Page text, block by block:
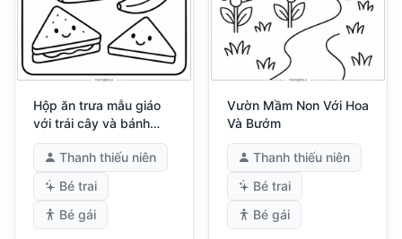
Hộp ăn trưa mẫu giáo
với trái cây và bánh
sandwich
Thanh thiếu niên
Bé trai
Bé gái
Vườn Mầm Non Với Hoa
Và Bướm
Thanh thiếu niên
Bé trai
Bé gái